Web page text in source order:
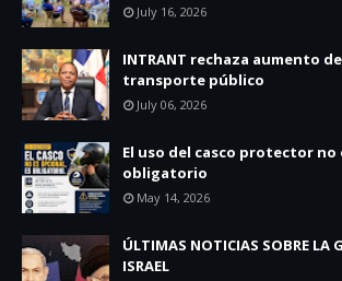
July 16, 2026
INTRANT rechaza aumento
transporte público
July 06, 2026
El uso del casco protector no
obligatorio
May 14, 2026
ÚLTIMAS NOTICIAS SOBRE LA
ISRAEL